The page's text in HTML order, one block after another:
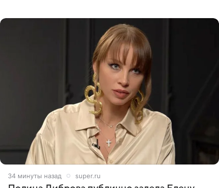
34 минуты назад super.ru